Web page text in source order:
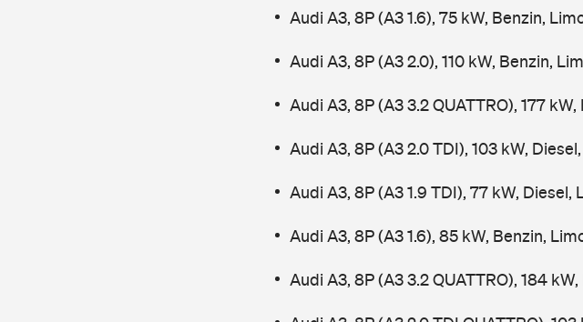
Audi A3, 8P (A3 1.6), 75 kW, Benzin,
Audi A3, 8P (A3 2.0), 110 kW, Benzin,
Audi A3, 8P (A3 3.2 QUATTRO), 177
Audi A3, 8P (A3 2.0 TDI), 103 kW,
Audi A3, 8P (A3 1.9 TDI), 77 kW, Diesel,
Audi A3, 8P (A3 1.6), 85 kW, Benzin,
Audi A3, 8P (A3 3.2 QUATTRO), 184